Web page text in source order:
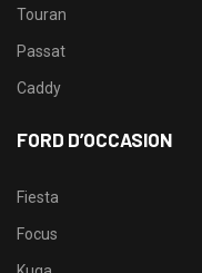
Touran
Passat
Caddy
FORD D’OCCASION
Fiesta
Focus